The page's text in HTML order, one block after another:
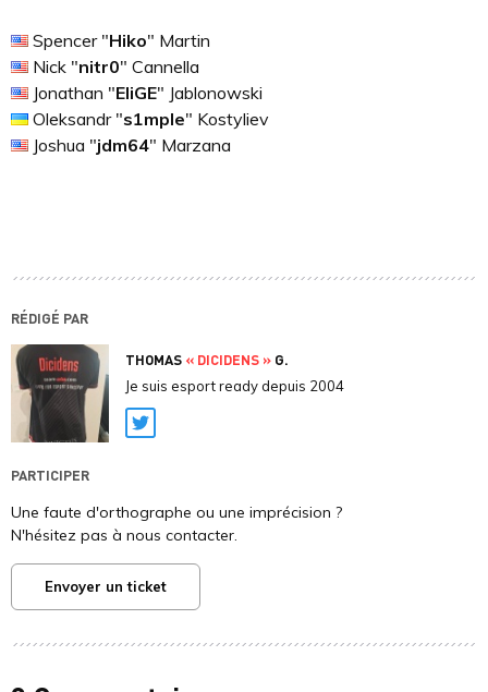
Spencer "Hiko" Martin
Nick "nitr0" Cannella
Jonathan "EliGE" Jablonowski
Oleksandr "s1mple" Kostyliev
Joshua "jdm64" Marzana
RÉDIGÉ PAR
THOMAS « DICIDENS » G.
Je suis esport ready depuis 2004
Twitter
PARTICIPER
Une faute d'orthographe ou une imprécision ?
N'hésitez pas à nous contacter.
Envoyer un ticket